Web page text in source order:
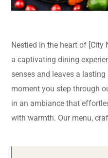
Nestled in the heart of [City
a captivating dining
senses and leaves a
moment you step through
in an ambiance that
with warmth. Our menu,